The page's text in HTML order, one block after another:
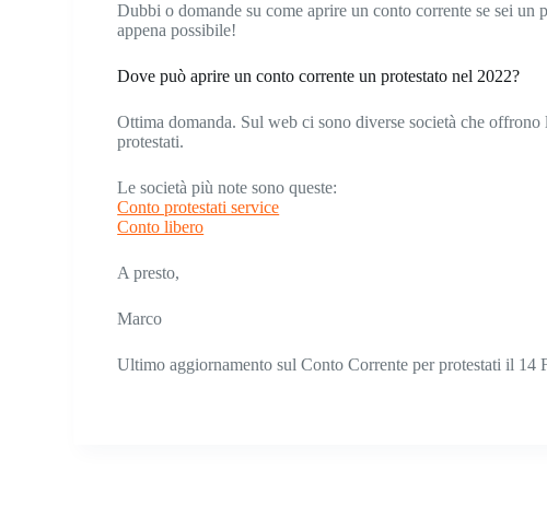
Dubbi o domande su come aprire un conto corrente se sei
appena possibile!
Dove può aprire un conto corrente un protestato nel 2022?
Ottima domanda. Sul web ci sono diverse società che
protestati.
Le società più note sono queste:
Conto protestati service
Conto libero
A presto,
Marco
Ultimo aggiornamento sul Conto Corrente per protestati il 14